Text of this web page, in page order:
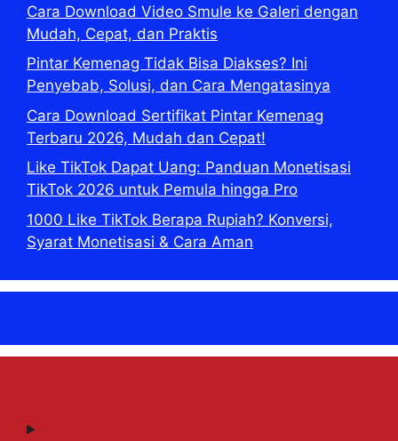
Cara Download Video Smule ke Galeri dengan
Mudah, Cepat, dan Praktis
Pintar Kemenag Tidak Bisa Diakses? Ini
Penyebab, Solusi, dan Cara Mengatasinya
Cara Download Sertifikat Pintar Kemenag
Terbaru 2026, Mudah dan Cepat!
Like TikTok Dapat Uang: Panduan Monetisasi
TikTok 2026 untuk Pemula hingga Pro
1000 Like TikTok Berapa Rupiah? Konversi,
Syarat Monetisasi & Cara Aman